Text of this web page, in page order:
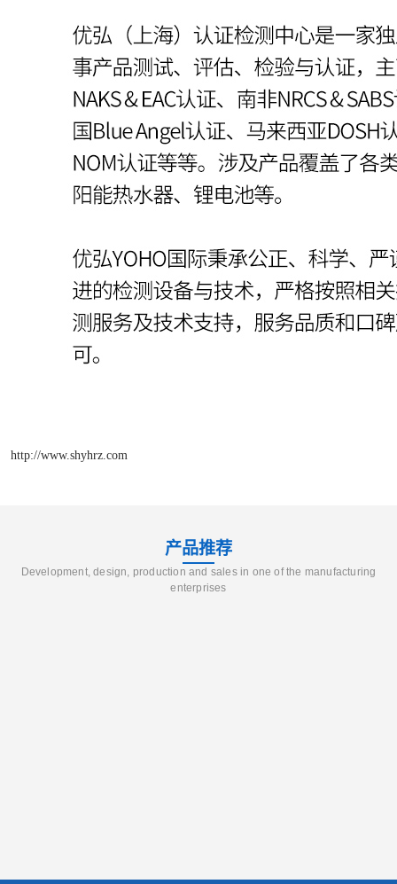
http://www.shyhrz.com
产品推荐
Development, design, production and sales in one of the manufacturing
enterprises